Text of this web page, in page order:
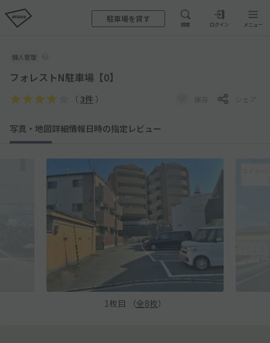
駐車場を貸す
検索 ログイン メニュー
個人管理
フォレストN駐車場【0】
（ 3件 ） 保存 シェア
写真・地図詳細情報日時の指定 レビュー
1 枚目 （全8枚）